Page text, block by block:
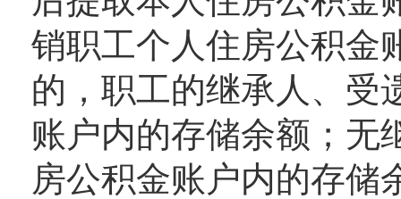
销职工个人住房公积金
的，职工的继承人、受
账户内的存储余额；无
房公积金账户内的存储